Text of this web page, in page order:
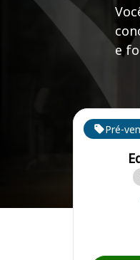
e
Curso Preparatório para o
Cursos em
Pré-